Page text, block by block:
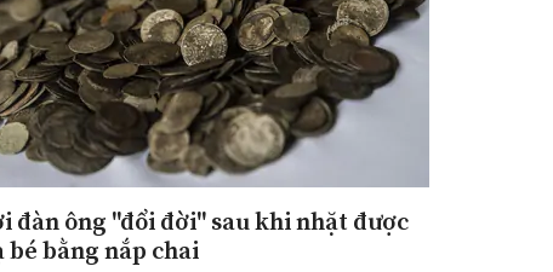
đàn ông "đổi đời" sau khi nhặt được
bé bằng nắp chai